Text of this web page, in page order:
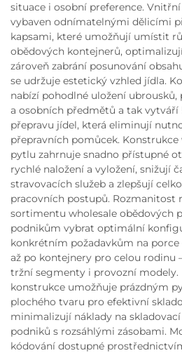
situace i osobní preference.
vybaven odnímatelnými dělicími
kapsami, které umožňují umístit
obědových kontejnerů,
zároveň zabrání posunování
se udržuje estetický vzhled jídla.
nabízí pohodlné uložení
a osobních předmětů a tak vytváří
přepravu jídel, která eliminují
přepravních pomůcek. Konstrukce
pytlu zahrnuje snadno přístupné
rychlé naložení a vyložení, snižují
stravovacích služeb a zlepšují
pracovních postupů. Rozmanitost
sortimentu wholesale obědových
podnikům vybrat optimální
konkrétním požadavkům na
až po kontejnery pro celou rodinu
tržní segmenty i provozní modely.
konstrukce umožňuje prázdným
plochého tvaru pro efektivní
minimalizují náklady na
podniků s rozsáhlými zásobami.
kódování dostupné